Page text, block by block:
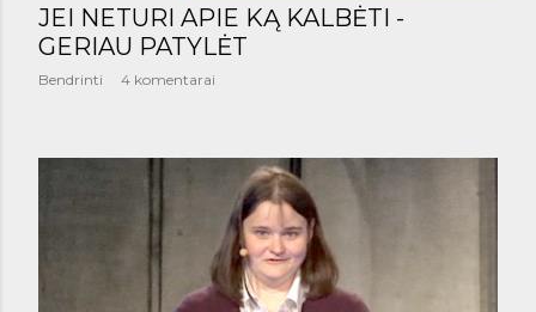
JEI NETURI APIE KĄ KALBĖTI -
GERIAU PATYLĖT
Bendrinti 4 komentarai